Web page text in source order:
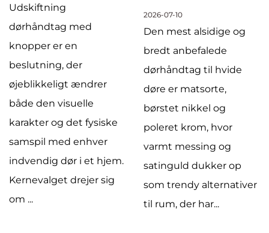
Udskiftning
dørhåndtag med
knopper er en
beslutning, der
øjeblikkeligt ændrer
både den visuelle
karakter og det fysiske
samspil med enhver
indvendig dør i et hjem.
Kernevalget drejer sig
om ...
2026-07-10
Den mest alsidige og
bredt anbefalede
dørhåndtag til hvide
døre er matsorte,
børstet nikkel og
poleret krom, hvor
varmt messing og
satinguld dukker op
som trendy alternativer
til rum, der har...